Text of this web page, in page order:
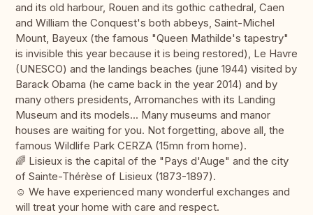
and its old harbour, Rouen and its gothic cathedral, Caen
and William the Conquest's both abbeys, Saint-Michel
Mount, Bayeux (the famous "Queen Mathilde's tapestry"
is invisible this year because it is being restored), Le Havre
(UNESCO) and the landings beaches (june 1944) visited by
Barack Obama (he came back in the year 2014) and by
many others presidents, Arromanches with its Landing
Museum and its models... Many museums and manor
houses are waiting for you. Not forgetting, above all, the
famous Wildlife Park CERZA (15mn from home).
🌈 Lisieux is the capital of the "Pays d'Auge" and the city
of Sainte-Thérèse of Lisieux (1873-1897).
☺︎ We have experienced many wonderful exchanges and
will treat your home with care and respect.